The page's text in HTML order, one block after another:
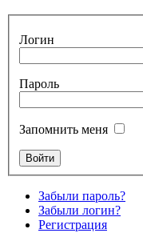
Логин
Пароль
Запомнить меня
Забыли пароль?
Забыли логин?
Регистрация